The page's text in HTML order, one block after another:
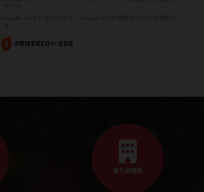
運営者情報